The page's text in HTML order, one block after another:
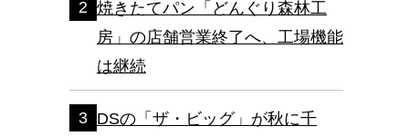
焼きたてパン「どんぐり森林工
房」の店舗営業終了へ、工場機能
は継続
DSの「ザ・ビッグ」が秋に千